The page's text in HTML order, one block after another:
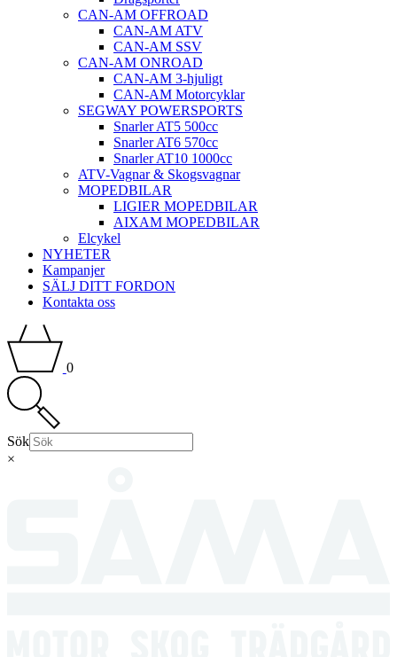
CAN-AM OFFROAD
CAN-AM ATV
CAN-AM SSV
CAN-AM ONROAD
CAN-AM 3-hjuligt
CAN-AM Motorcyklar
SEGWAY POWERSPORTS
Snarler AT5 500cc
Snarler AT6 570cc
Snarler AT10 1000cc
ATV-Vagnar & Skogsvagnar
MOPEDBILAR
LIGIER MOPEDBILAR
AIXAM MOPEDBILAR
Elcykel
NYHETER
Kampanjer
SÄLJ DITT FORDON
Kontakta oss
0
Sök
×